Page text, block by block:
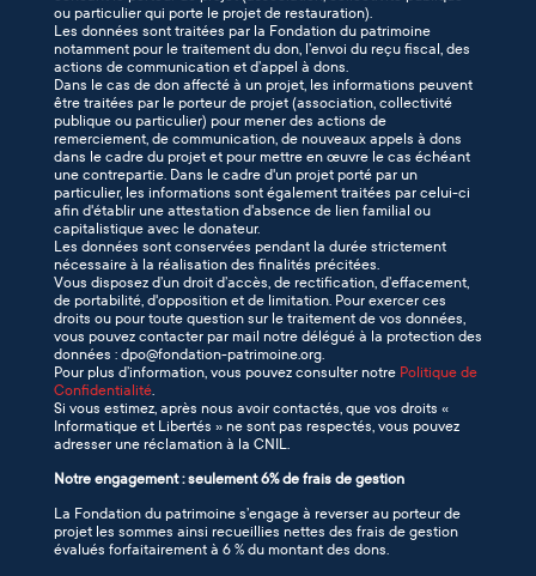
ou particulier qui porte le projet de restauration).
Les données sont traitées par la Fondation du patrimoine
notamment pour le traitement du don, l’envoi du reçu fiscal, des
actions de communication et d’appel à dons.
Dans le cas de don affecté à un projet, les informations peuvent
être traitées par le porteur de projet (association, collectivité
publique ou particulier) pour mener des actions de
remerciement, de communication, de nouveaux appels à dons
dans le cadre du projet et pour mettre en œuvre le cas échéant
une contrepartie. Dans le cadre d'un projet porté par un
particulier, les informations sont également traitées par celui-ci
afin d'établir une attestation d'absence de lien familial ou
capitalistique avec le donateur.
Les données sont conservées pendant la durée strictement
nécessaire à la réalisation des finalités précitées.
Vous disposez d’un droit d’accès, de rectification, d’effacement,
de portabilité, d'opposition et de limitation. Pour exercer ces
droits ou pour toute question sur le traitement de vos données,
vous pouvez contacter par mail notre délégué à la protection des
données : dpo@fondation-patrimoine.org.
Pour plus d’information, vous pouvez consulter notre Politique de
Confidentialité.
Si vous estimez, après nous avoir contactés, que vos droits «
Informatique et Libertés » ne sont pas respectés, vous pouvez
adresser une réclamation à la CNIL.
Notre engagement : seulement 6% de frais de gestion
La Fondation du patrimoine s’engage à reverser au porteur de
projet les sommes ainsi recueillies nettes des frais de gestion
évalués forfaitairement à 6 % du montant des dons.